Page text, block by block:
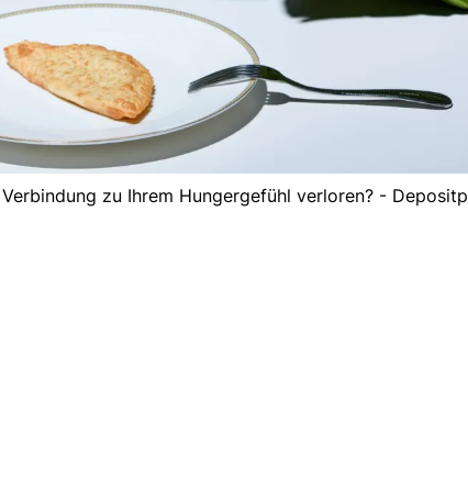
zu Ihrem Hungergefühl verloren? -